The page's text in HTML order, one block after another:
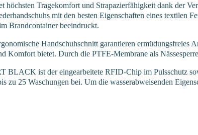
Tragekomfort und Strapazierfähigkeit dank der
mit den besten Eigenschaften eines textilen
Brandcontainer beeindruckt.
Handschuhschnitt garantieren
Komfort bietet. Durch die PTFE-Membrane als
ist der eingearbeitete RFID-Chip im Pulsschutz
zu 25 Waschungen bei. Um die wasserabweisenden